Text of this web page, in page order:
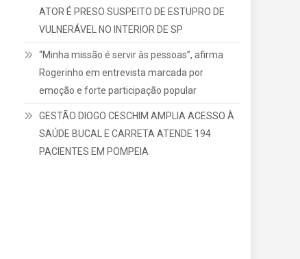
ATOR É PRESO SUSPEITO DE ESTUPRO DE
VULNERÁVEL NO INTERIOR DE SP
“Minha missão é servir às pessoas”, afirma
Rogerinho em entrevista marcada por
emoção e forte participação popular
GESTÃO DIOGO CESCHIM AMPLIA ACESSO À
SAÚDE BUCAL E CARRETA ATENDE 194
PACIENTES EM POMPEIA